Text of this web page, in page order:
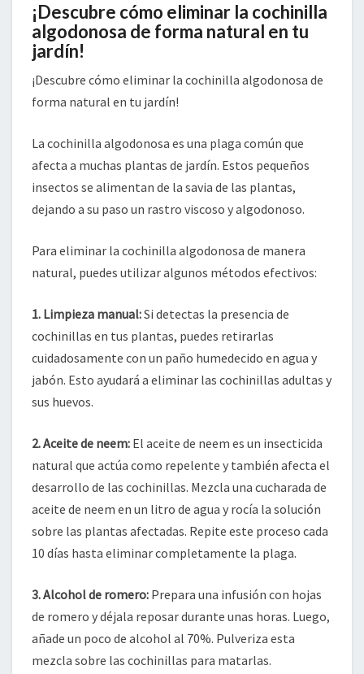
¡Descubre cómo eliminar la cochinilla
algodonosa de forma natural en tu
jardín!
¡Descubre cómo eliminar la cochinilla algodonosa de
forma natural en tu jardín!
La cochinilla algodonosa es una plaga común que
afecta a muchas plantas de jardín. Estos pequeños
insectos se alimentan de la savia de las plantas,
dejando a su paso un rastro viscoso y algodonoso.
Para eliminar la cochinilla algodonosa de manera
natural, puedes utilizar algunos métodos efectivos:
1. Limpieza manual:Si detectas la presencia de
cochinillas en tus plantas, puedes retirarlas
cuidadosamente con un paño humedecido en agua y
jabón. Esto ayudará a eliminar las cochinillas adultas y
sus huevos.
2. Aceite de neem: El aceite de neem es un insecticida
natural que actúa como repelente y también afecta el
desarrollo de las cochinillas. Mezcla una cucharada de
aceite de neem en un litro de agua y rocía la solución
sobre las plantas afectadas. Repite este proceso cada
10 días hasta eliminar completamente la plaga.
3. Alcohol de romero: Prepara una infusión con hojas
de romero y déjala reposar durante unas horas. Luego,
añade un poco de alcohol al 70%. Pulveriza esta
mezcla sobre las cochinillas para matarlas.